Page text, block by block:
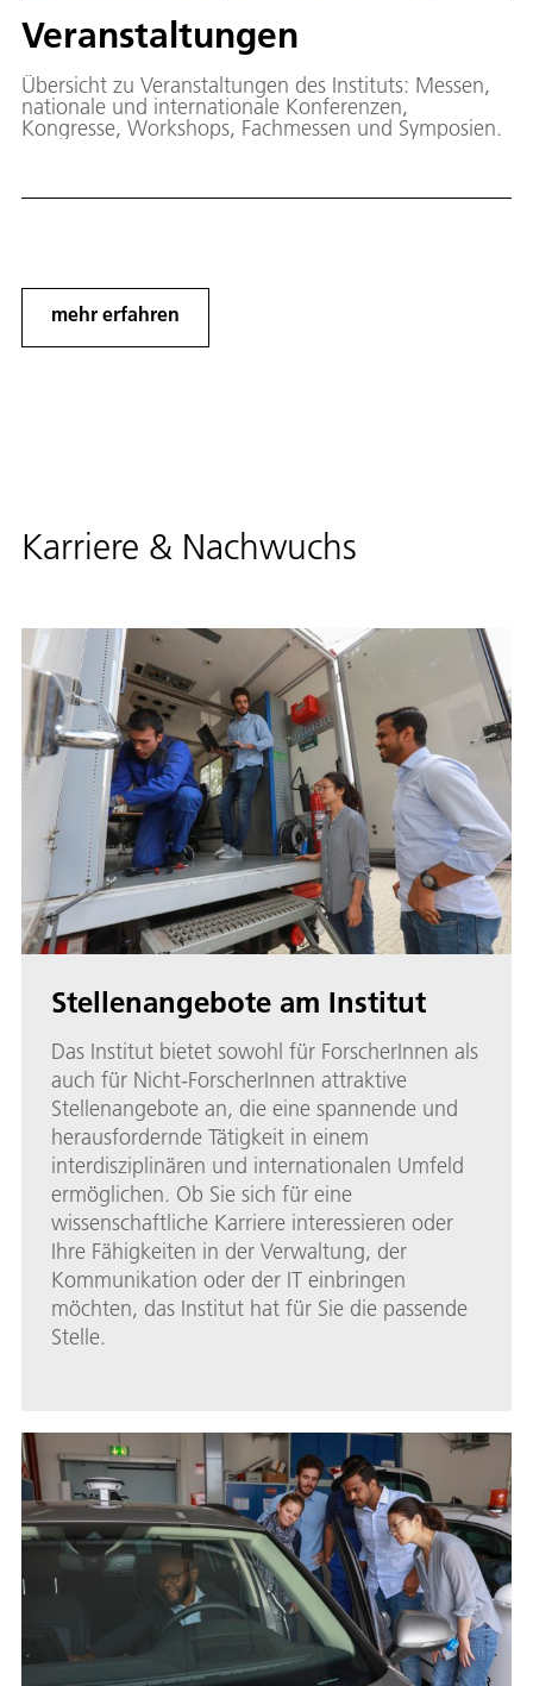
Veranstaltungen
Übersicht zu Veranstaltungen des Instituts: Messen,
nationale und internationale Konferenzen,
Kongresse, Workshops, Fachmessen und Symposien.
mehr erfahren
Karriere & Nachwuchs
Stellenangebote am Institut
Das Institut bietet sowohl für ForscherInnen als
auch für Nicht-ForscherInnen attraktive
Stellenangebote an, die eine spannende und
herausfordernde Tätigkeit in einem
interdisziplinären und internationalen Umfeld
ermöglichen. Ob Sie sich für eine
wissenschaftliche Karriere interessieren oder
Ihre Fähigkeiten in der Verwaltung, der
Kommunikation oder der IT einbringen
möchten, das Institut hat für Sie die passende
Stelle.